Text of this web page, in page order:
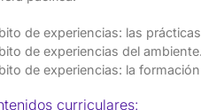
de experiencias: las
de experiencias del ambiente.
de experiencias: la
curriculares: